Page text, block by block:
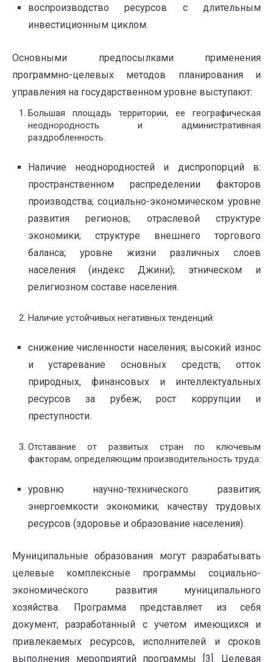
воспроизводство ресурсов с длительным
инвестиционным циклом.
Основными предпосылками применения
программно-целевых методов планирования и
управления на государственном уровне выступают:
Большая площадь территории, ее географическая
неоднородность и административная
раздробленность.
Наличие неоднородностей и диспропорций в:
пространственном распределении факторов
производства; социально-экономическом уровне
развития регионов; отраслевой структуре
экономики; структуре внешнего торгового
баланса; уровне жизни различных слоев
населения (индекс Джини); этническом и
религиозном составе населения.
Наличие устойчивых негативных тенденций:
снижение численности населения; высокий износ
и устаревание основных средств; отток
природных, финансовых и интеллектуальных
ресурсов за рубеж; рост коррупции и
преступности.
Отставание от развитых стран по ключевым
факторам, определяющим производительность труда:
уровню научно-технического развития;
энергоемкости экономики; качеству трудовых
ресурсов (здоровье и образование населения).
Муниципальные образования могут разрабатывать
целевые комплексные программы социально-
экономического развития муниципального
хозяйства. Программа представляет из себя
документ, разработанный с учетом имеющихся и
привлекаемых ресурсов, исполнителей и сроков
выполнения мероприятий программы [3]. Целевая